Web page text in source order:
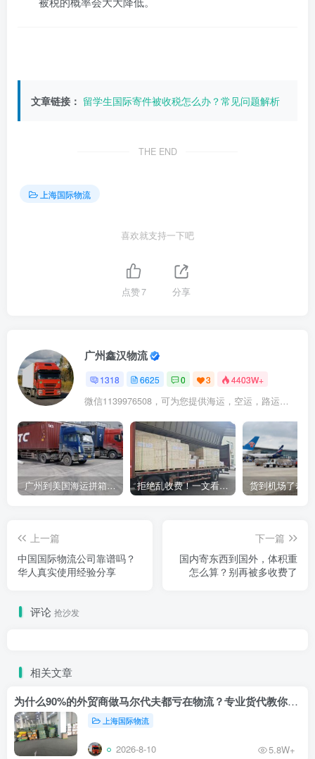
文章链接： 留学生国际寄件被收税怎么办？常见问题解析
THE END
上海国际物流
喜欢就支持一下吧
点赞7 分享
广州鑫汉物流
1318 6625 0 3 4403W+
微信1139976508，可为您提供海运，空运，路运，铁路运输
广州到美国海运拼箱多少钱？2024年最新运费构成+隐藏费用避坑指南 拒绝乱收费！一文看懂中国货代计费套路，教你避开所有隐形坑
上一篇
中国国际物流公司靠谱吗？
华人真实使用经验分享
下一篇
国内寄东西到国外，体积重
怎么算？别再被多收费了
评论 抢沙发
相关文章
为什么90%的外贸商做马尔代夫都亏在物流？专业货代教你止损
上海国际物流
2026-8-10 5.8W+